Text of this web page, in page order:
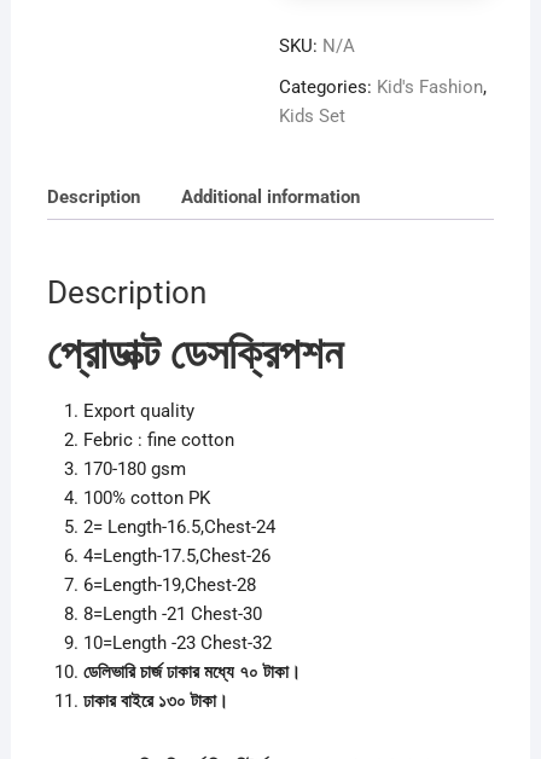
SKU: N/A
Categories: Kid's Fashion,
Kids Set
Description Additional information
Description
প্রোডাক্ট ডেসক্রিপশন
Export quality
Febric : fine cotton
170-180 gsm
100% cotton PK
2= Length-16.5,Chest-24
4=Length-17.5,Chest-26
6=Length-19,Chest-28
8=Length -21 Chest-30
10=Length -23 Chest-32
ডেলিভারি চার্জ ঢাকার মধ্যে ৭০ টাকা।
ঢাকার বাইরে ১৩০ টাকা।